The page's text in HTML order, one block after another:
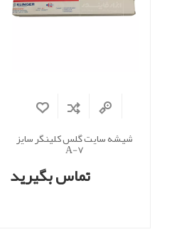
شیشه سایت گلس کلینگر سایز
A-7
تماس بگیرید